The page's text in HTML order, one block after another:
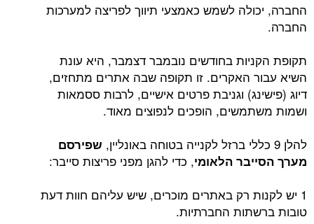
החברה, יכולה לשמש כאמצעי תיווך לפריצה למערכות
החברה.
תקופת הקניות בחודשים נובמבר דצמבר, היא עונת
השיא עבור האקרים. זו תקופה שבה אתרים מתחזים,
דיוג (פישינג) וגניבת פרטים אישיים, לרבות ססמאות
ושמות משתמשים, הופכים לנפוצים מאוד.
להלן 9 כללי ברזל לקנייה בטוחה באונליין,
שפירסם
מערך הסייבר הלאומי, כדי להגן מפני פריצות סייבר:
1 יש לקנות רק באתרים מוכרים, שיש עליהם חוות דעת
טובות ברשתות החברתיות.